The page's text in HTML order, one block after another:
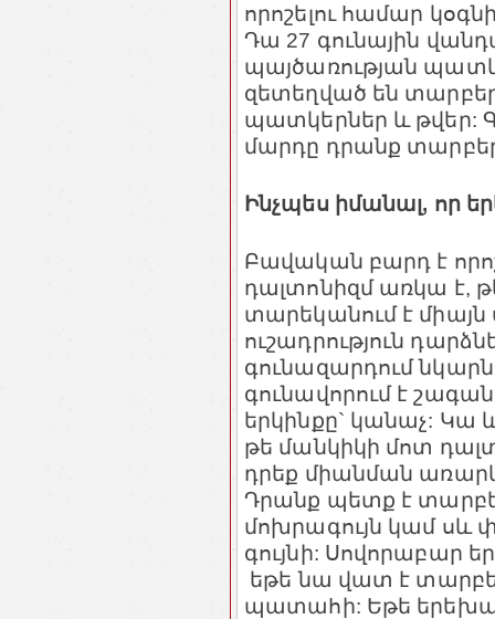
որոշելու համար
Դա 27 գունային
պայծառության
զետեղված են
պատկերներ և թվեր:
մարդը դրանք
Ինչպես իմանալ, որ
Բավական բարդ է
դալտոնիզմ առկա է,
տարեկանում է միայն
ուշադրություն
գունազարդում
գունավորում է
երկինքը` կանաչ: Կա
թե մանկիկի մոտ
դրեք միանման
Դրանք պետք է
մոխրագույն կամ սև
գույնի: Սովորաբար
եթե նա վատ է
պատահի: Եթե երեխան